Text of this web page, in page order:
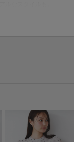
るように設計されて
手入れしていただけ